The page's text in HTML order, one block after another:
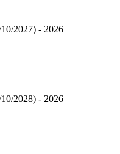
2027) - 2026
2028) - 2026